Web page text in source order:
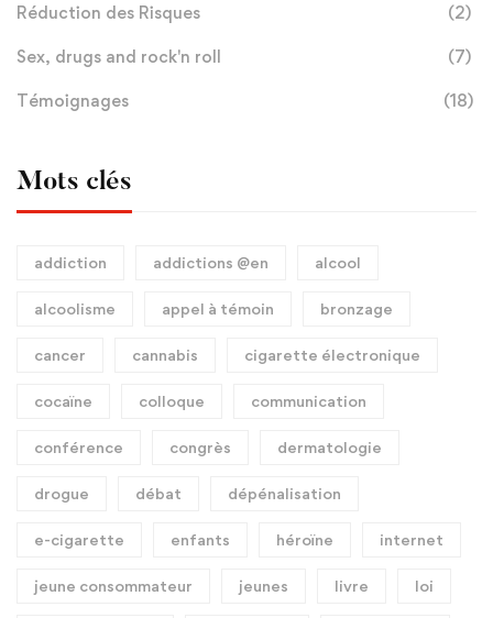
Réduction des Risques (2)
Sex, drugs and rock'n roll (7)
Témoignages (18)
Mots clés
addiction addictions @en alcool
alcoolisme appel à témoin bronzage
cancer cannabis cigarette électronique
cocaïne colloque communication
conférence congrès dermatologie
drogue débat dépénalisation
e-cigarette enfants héroïne internet
jeune consommateur jeunes livre loi